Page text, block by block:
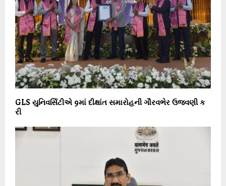
GLS યુનિવર્સિટીએ 9માં દીક્ષાંત સમારોહની ગૌરવભેર ઉજવણી ક
રી